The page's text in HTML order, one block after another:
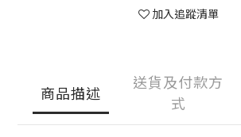
加入追蹤清單
商品描述
送貨及付款方
式